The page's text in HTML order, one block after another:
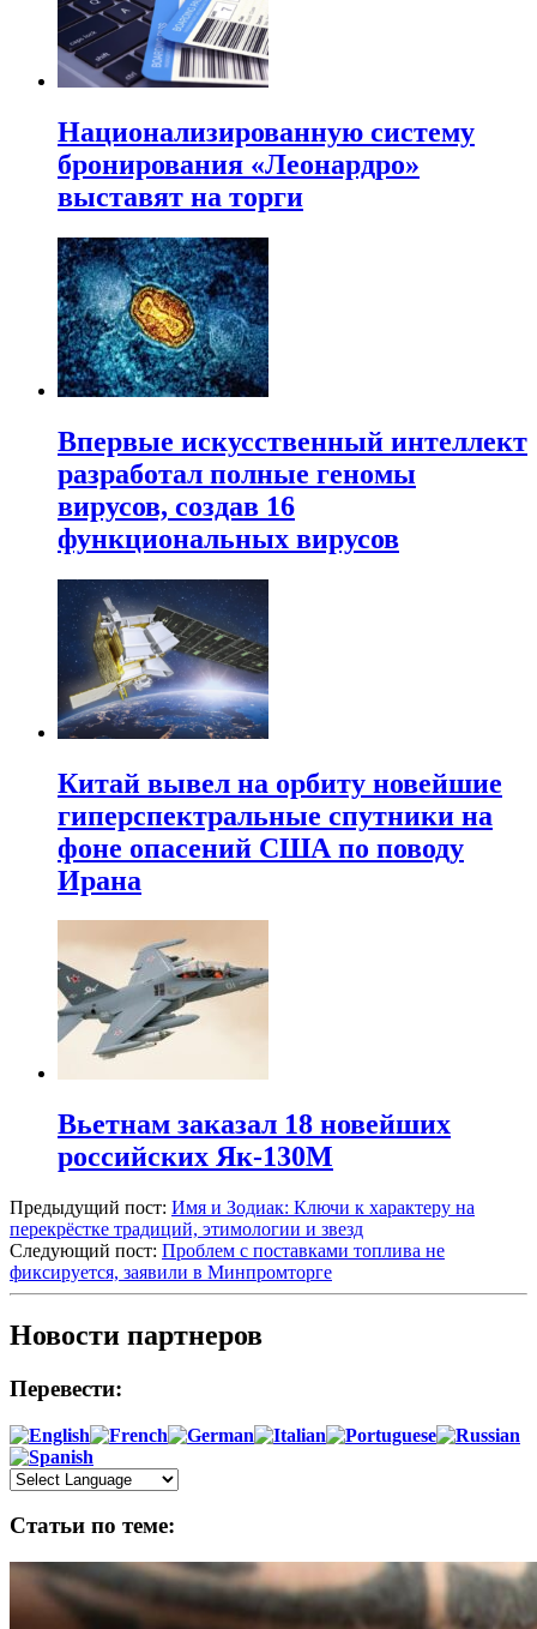
Национализированную систему
бронирования «Леонардро»
выставят на торги
Впервые искусственный интеллект
разработал полные геномы
вирусов, создав 16
функциональных вирусов
Китай вывел на орбиту новейшие
гиперспектральные спутники на
фоне опасений США по поводу
Ирана
Вьетнам заказал 18 новейших
российских Як-130М
Предыдущий пост: Имя и Зодиак: Ключи к характеру на
перекрёстке традиций, этимологии и звезд
Следующий пост: Проблем с поставками топлива не
фиксируется, заявили в Минпромторге
Новости партнеров
Перевести:
Статьи по теме: